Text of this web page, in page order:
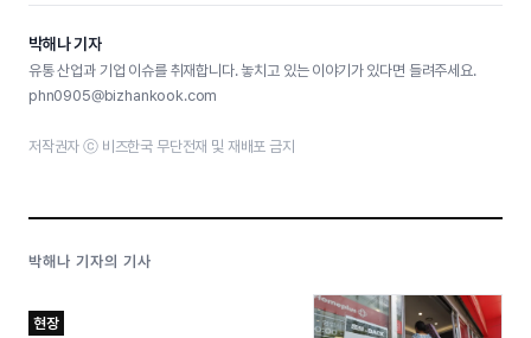
박해나 기자
유통 산업과 기업 이슈를 취재합니다. 놓치고 있는 이야기가 있다면 들려주세요.
phn0905@bizhankook.com
저작권자 ⓒ 비즈한국 무단전재 및 재배포 금지
박해나 기자의 기사
현장